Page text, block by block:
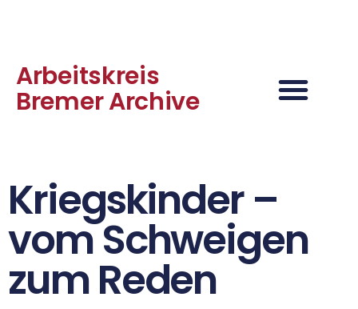
Arbeitskreis
Bremer Archive
Kriegskinder –
vom Schweigen
zum Reden